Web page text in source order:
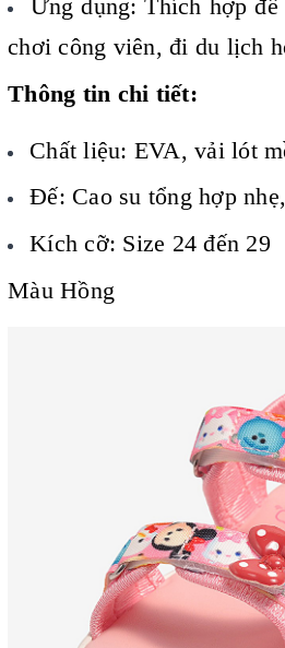
Ứng dụng: Thích hợp
chơi công viên, đi du lịch
Thông tin chi tiết:
Chất liệu: EVA, vải lót
Đế: Cao su tổng hợp
Kích cỡ: Size 24 đến 29
Màu Hồng